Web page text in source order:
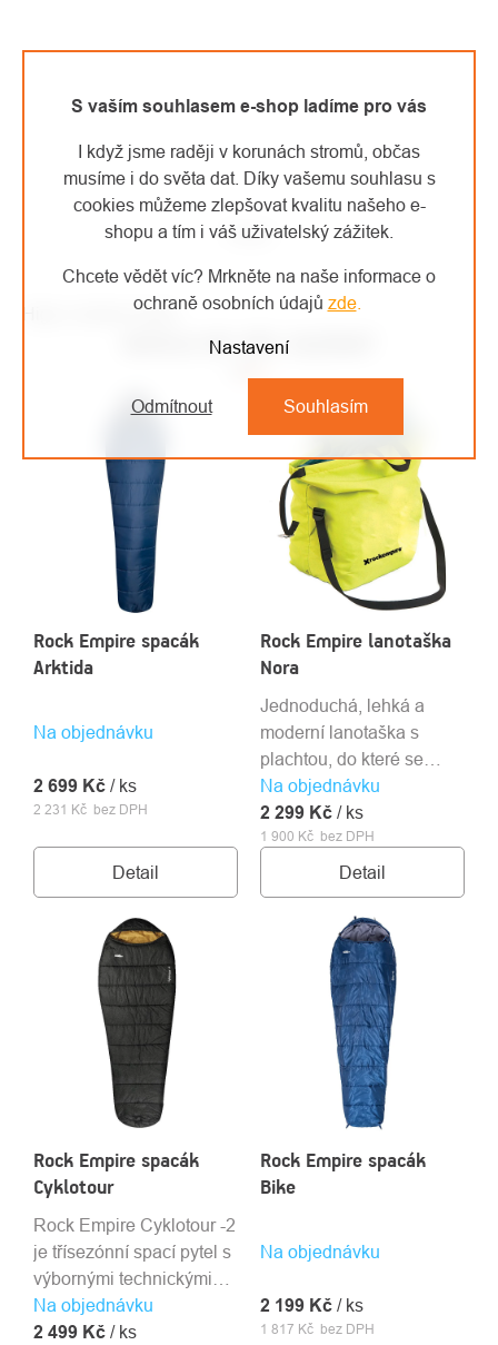
S vaším souhlasem e-shop ladíme pro vás
I když jsme raději v korunách stromů, občas
musíme i do světa dat. Díky vašemu souhlasu s
cookies můžeme zlepšovat kvalitu našeho e-
shopu a tím i váš uživatelský zážitek.
Chcete vědět víc? Mrkněte na naše informace o
ochraně osobních údajů zde.
Nastavení
Odmítnout Souhlasím
Video
High-contrast mode
MOHLO BY VÁS ZAJÍMAT
Rock Empire spacák
Arktida
Na objednávku
2 231 Kč bez DPH
2 699 Kč / ks
Detail
Rock Empire lanotaška
Nora
Na objednávku
1 900 Kč bez DPH
2 299 Kč / ks
Detail
Jednoduchá, lehká a
moderní lanotaška s
plachtou, do které se
vejde až 100 m běžného
lana.
Rock Empire spacák
Cyklotour
Na objednávku
2 499 Kč / ks
Rock Empire Cyklotour -2
je třísezónní spací pytel s
výbornými technickými
parametry a příznivou
cenou.
Rock Empire spacák
Bike
Na objednávku
1 817 Kč bez DPH
2 199 Kč / ks